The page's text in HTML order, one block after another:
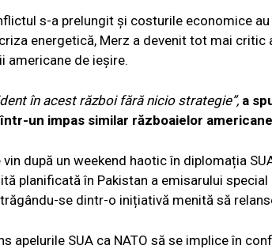
s-a prelungit și costurile economice
energetică, Merz a devenit tot mai
americane de ieșire.
în acest război fără nicio strategie”, a
un impas similar războaielor
după un weekend haotic în diplomația
planificată în Pakistan a emisarului
se dintr-o inițiativă menită să
apelurile SUA ca NATO să se implice în